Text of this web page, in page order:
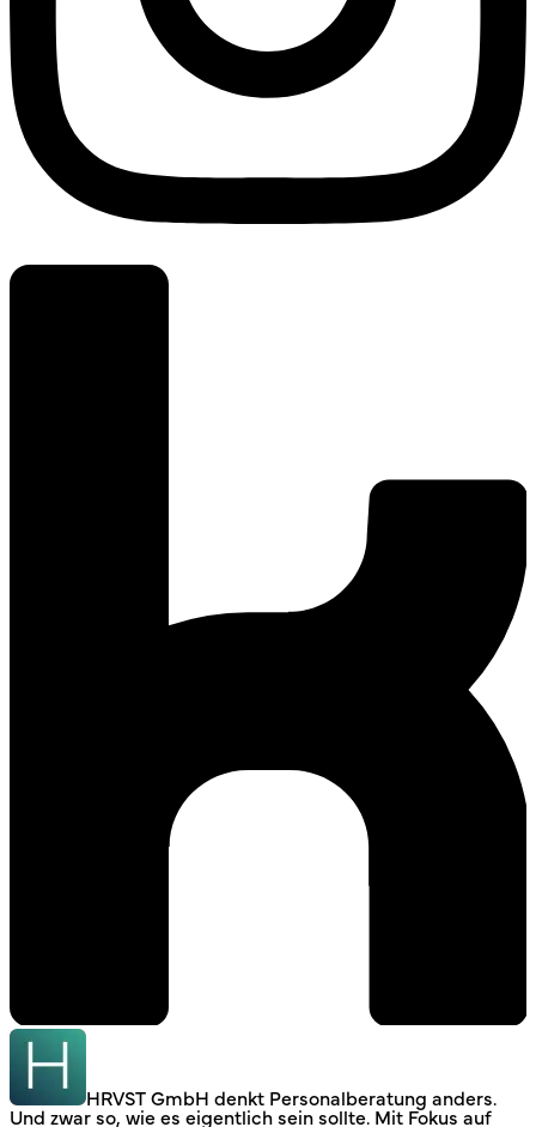
HRVST GmbH denkt Personalberatung anders.
Und zwar so, wie es eigentlich sein sollte. Mit Fokus auf